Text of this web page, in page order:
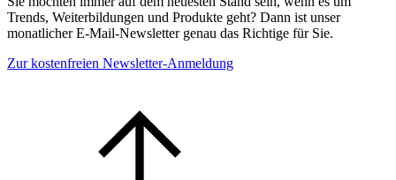
Trends, Weiterbildungen und Produkte geht? Dann ist unser
monatlicher E-Mail-Newsletter genau das Richtige für Sie.
Zur kostenfreien Newsletter-Anmeldung